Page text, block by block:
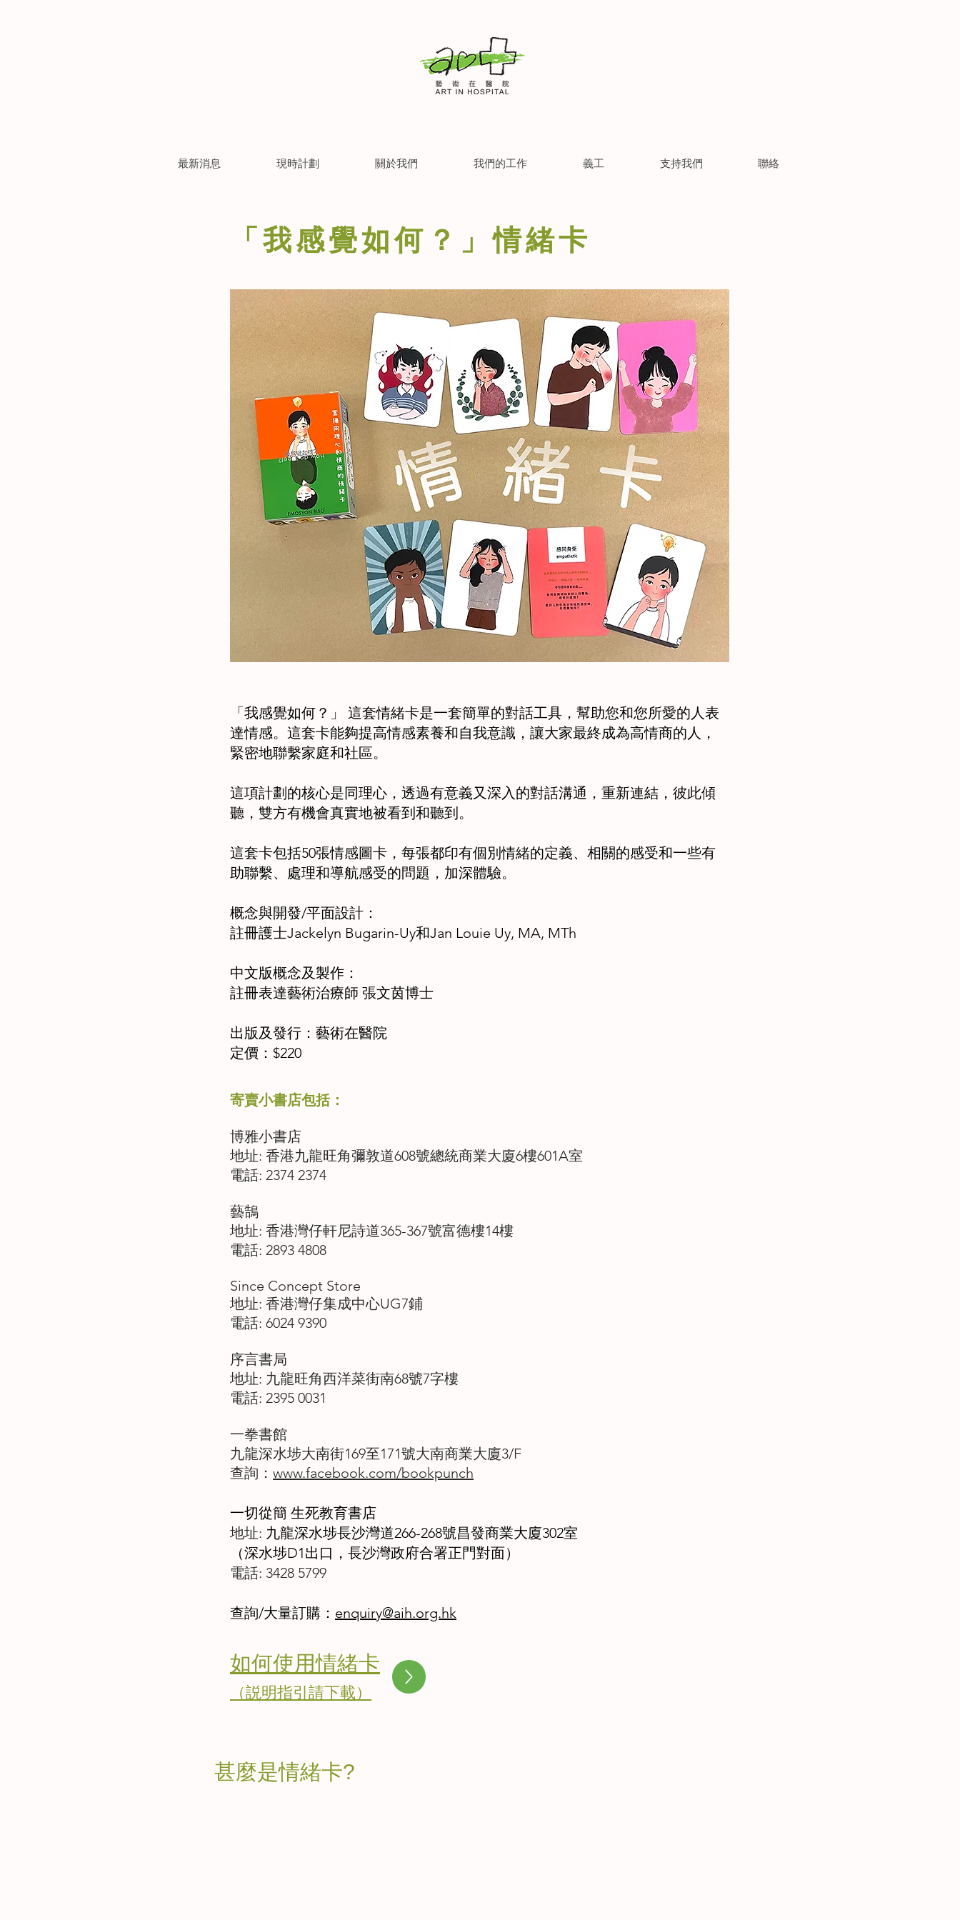
最新消息 現時計劃 關於我們 我們的工作 義工 支持我們 聯絡
「我感覺如何？」情緒卡
「我感覺如何？」 這套情緒卡是一套簡單的對話工具，幫助您和您所愛的人表
達情感。這套卡能夠提高情感素養和自我意識，讓大家最終成為高情商的人，
緊密地聯繫家庭和社區。
這項計劃的核心是同理心，透過有意義又深入的對話溝通，重新連結，彼此傾
聽，雙方有機會真實地被看到和聽到。
這套卡包括50張情感圖卡，每張都印有個別情緒的定義、相關的感受和一些有
助聯繫、處理和導航感受的問題，加深體驗。
概念與開發/平面設計：
註冊護士Jackelyn Bugarin-Uy和Jan Louie Uy, MA, MTh
中文版概念及製作：
註冊表達藝術治療師 張文茵博士
出版及發行：藝術在醫院
定價：$220
寄賣小書店包括：
博雅小書店
地址: 香港九龍旺角彌敦道608號總統商業大廈6樓601A室
電話: 2374 2374
藝鵠
地址: 香港灣仔軒尼詩道365-367號富德樓14樓
電話: 2893 4808
Since Concept Store
地址: 香港灣仔集成中心UG7鋪
電話: 6024 9390
序言書局
地址: 九龍旺角西洋菜街南68號7字樓
電話: 2395 0031
一拳書館
九龍深水埗大南街169至171號大南商業大廈3/F
查詢： www.facebook.com/bookpunch
一切從簡 生死教育書店
地址: 九龍深水埗長沙灣道266-268號昌發商業大廈302室
（深水埗D1出口，長沙灣政府合署正門對面）
電話: 3428 5799
查詢/大量訂購： enquiry@aih.org.hk
如何使用情緒卡
（説明指引請下載）
甚麼是情緒卡?